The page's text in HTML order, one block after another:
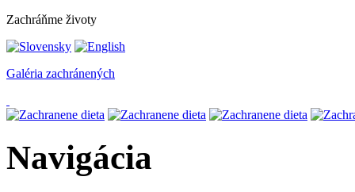
Zachráňme životy
Galéria zachránených
Navigácia